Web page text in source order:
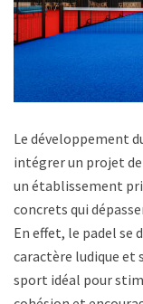
Le développement
intégrer un projet de
un établissement
concrets qui
En effet, le padel se
caractère ludique et
sport idéal pour